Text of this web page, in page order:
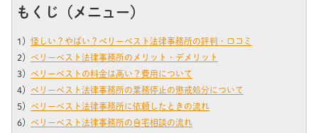
もくじ（メニュー）
1） 怪しい？やばい？ベリーベスト法律事務所の評判・口コミ
2） ベリーベスト法律事務所のメリット・デメリット
3） ベリーベストの料金は高い？費用について
4） ベリーベスト法律事務所の業務停止の懲戒処分について
5） ベリーベスト法律事務所に依頼したときの流れ
6） ベリーベスト法律事務所の自宅相談の流れ